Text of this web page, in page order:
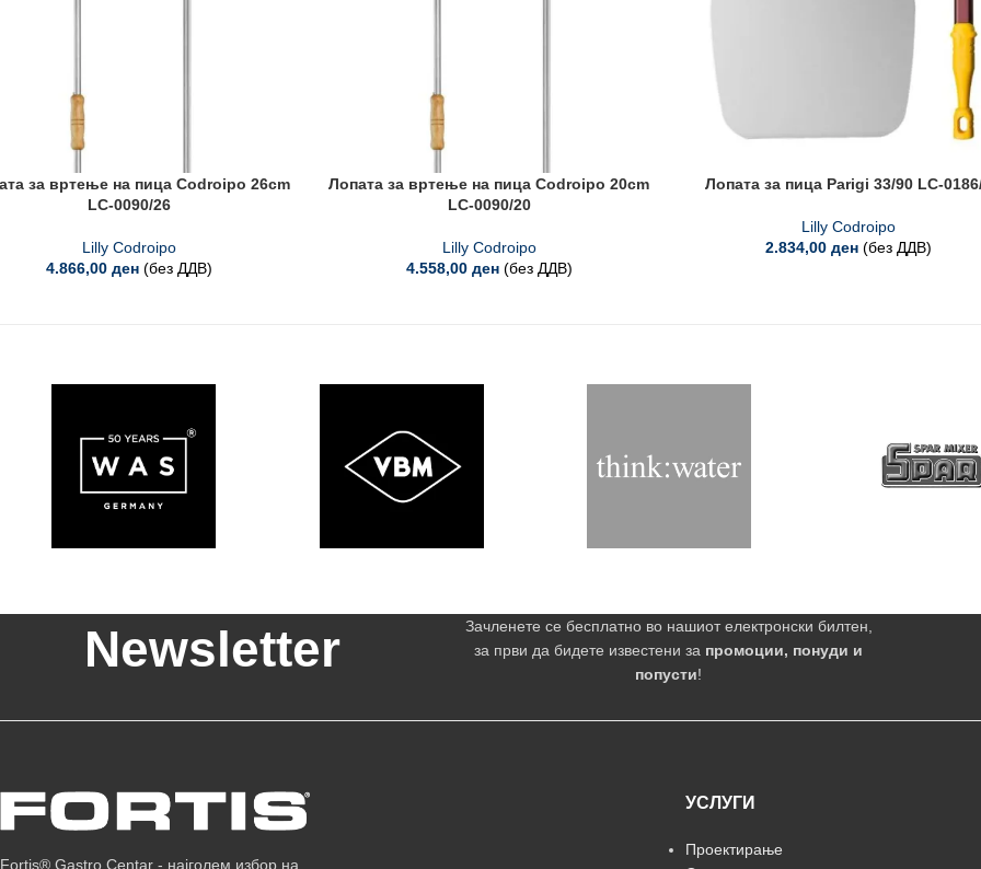
за вртење на пица Codroipo 26cm
LC-0090/26
Lilly Codroipo
4.866,00ден (без ДДВ)
Лопата за вртење на пица Codroipo 20cm
LC-0090/20
Lilly Codroipo
4.558,00 ден (без ДДВ)
Лопата за пица Parigi 33/90 LC-
Lilly Codroipo
2.834,00ден (без ДДВ)
Newsletter
Зачленете се бесплатно во нашиот електронски билтен,
за први да бидете известени за промоции, понуди и
попусти!
Fortis® Gastro Centar - најголем избор на
УСЛУГИ
Проектирање